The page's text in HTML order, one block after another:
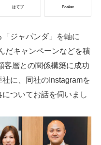
いて
はてブ Pocket
ジャパンダ」を軸に
だキャンペーンなどを積
客層との関係構築に成功
に、同社のInstagramを
ついてお話を伺いまし